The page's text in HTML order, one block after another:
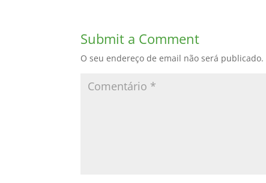
Submit a Comment
O seu endereço de email não será publicado.